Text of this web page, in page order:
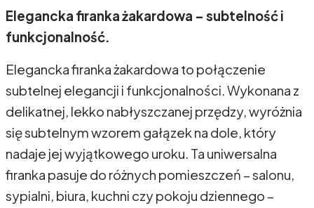
Elegancka firanka żakardowa – subtelność i
funkcjonalność.
Elegancka firanka żakardowa to połączenie
subtelnej elegancji i funkcjonalności. Wykonana z
delikatnej, lekko nabłyszczanej przędzy, wyróżnia
się subtelnym wzorem gałązek na dole, który
nadaje jej wyjątkowego uroku. Ta uniwersalna
firanka pasuje do różnych pomieszczeń – salonu,
sypialni, biura, kuchni czy pokoju dziennego –